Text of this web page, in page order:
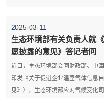
2025-03-11
生态环境部有关负责人就
愿披露的意见》答记者问
近日，生态环境部会同财政部、中
印发《关于促进企业温室气体信息
见》）。生态环境部应对气候变化